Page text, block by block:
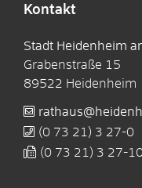
Kontakt
Stadt Heidenheim
Grabenstraße 15
89522 Heidenheim
(0 73 21) 3 27-0
(0 73 21) 3 27-